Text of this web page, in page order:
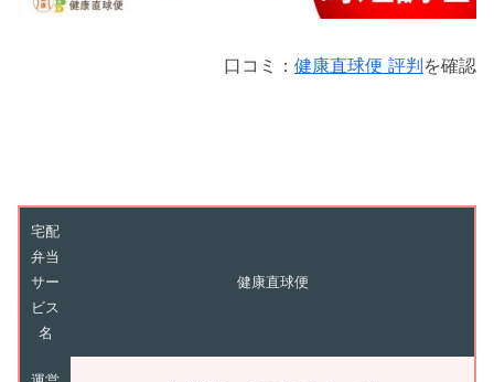
口コミ： 健康直球便 評判を確認
宅配
弁当
サー
ビス
名
健康直球便